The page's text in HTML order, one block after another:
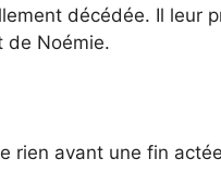
décédée. Il leur
de Noémie.
rien avant une fin actée